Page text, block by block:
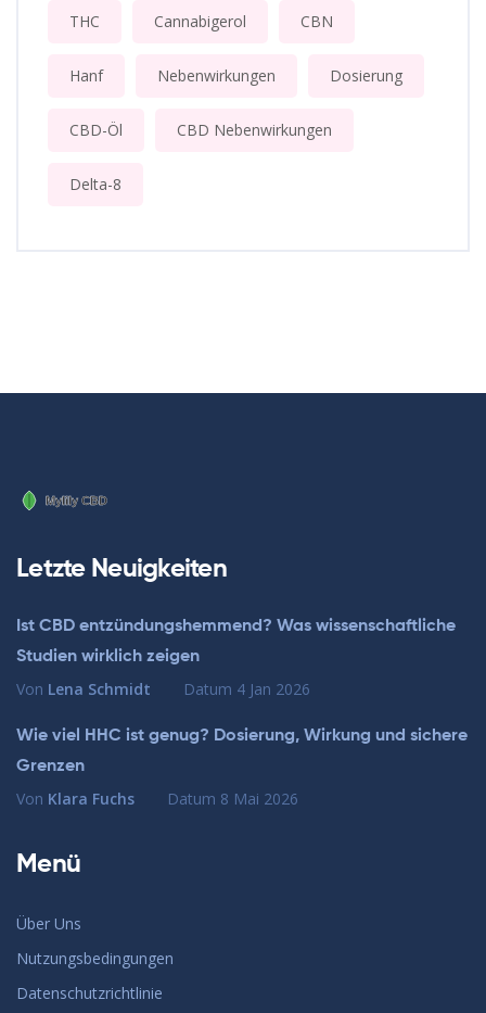
THC Cannabigerol CBN
Hanf Nebenwirkungen Dosierung
CBD-Öl CBD Nebenwirkungen
Delta-8
Letzte Neuigkeiten
Ist CBD entzündungshemmend? Was wissenschaftliche
Studien wirklich zeigen
Von Lena Schmidt Datum 4 Jan 2026
Wie viel HHC ist genug? Dosierung, Wirkung und sichere
Grenzen
Von Klara Fuchs Datum 8 Mai 2026
Menü
Über Uns
Nutzungsbedingungen
Datenschutzrichtlinie